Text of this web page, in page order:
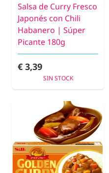
Salsa de Curry Fresco
Japonés con Chili
Habanero | Súper
Picante 180g
€ 3,39
SIN STOCK